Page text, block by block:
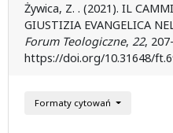
Żywica, Z. . (2021). IL
GIUSTIZIA EVANGELICA
Forum Teologiczne, 22,
https://doi.org/10.31648/
Formaty cytowań